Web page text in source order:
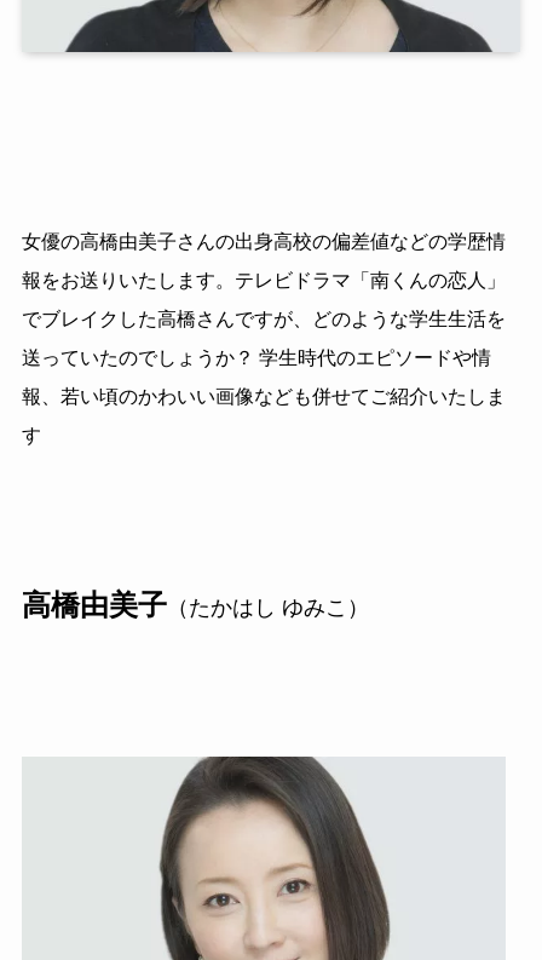
女優の高橋由美子さんの出身高校の偏差値などの学歴情
報をお送りいたします。テレビドラマ「南くんの恋人」
でブレイクした高橋さんですが、どのような学生生活を
送っていたのでしょうか？ 学生時代のエピソードや情
報、若い頃のかわいい画像なども併せてご紹介いたしま
す
高橋由美子（たかはし ゆみこ）